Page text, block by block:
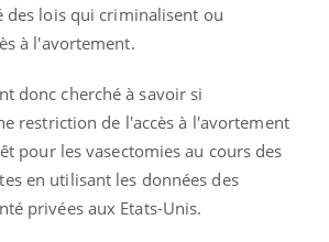
lois qui criminalisent ou
à l'avortement.
donc cherché à savoir si
restriction de l'accès à l'avortement
pour les vasectomies au cours des
en utilisant les données des
privées aux Etats-Unis.